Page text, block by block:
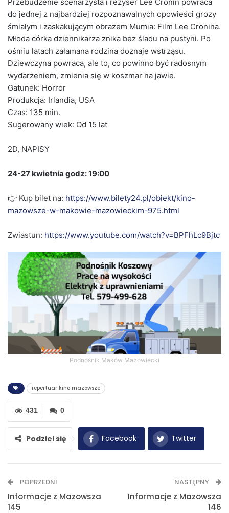
do jednej z najbardziej rozpoznawalnych opowieści grozy
śmiałym i zaskakującym obrazem Mumia: Film Lee Cronina.
Młoda córka dziennikarza znika bez śladu na pustyni. Po
ośmiu latach załamana rodzina doznaje wstrząsu.
Dziewczyna powraca, ale to, co powinno być radosnym
wydarzeniem, zmienia się w koszmar na jawie.
Gatunek: Horror
Produkcja: Irlandia, USA
Czas: 135 min.
Sugerowany wiek: Od 15 lat
2D, NAPISY
24-27 kwietnia godz: 19:00
👉 Kup bilet na: https://www.bilety24.pl/obiekt/kino-
mazowsze-w-makowie-mazowieckim-975.html
Zwiastun: https://www.youtube.com/watch?v=BPFhLc9Bjtc
Podnośnik Maków Mazowiecki
repertuar kino mazowsze
0
431
Podziel się Facebook Twitter
Drukuj
POPRZEDNI
Informacje z Mazowsza
145
NASTĘPNY
Informacje z Mazowsza
146